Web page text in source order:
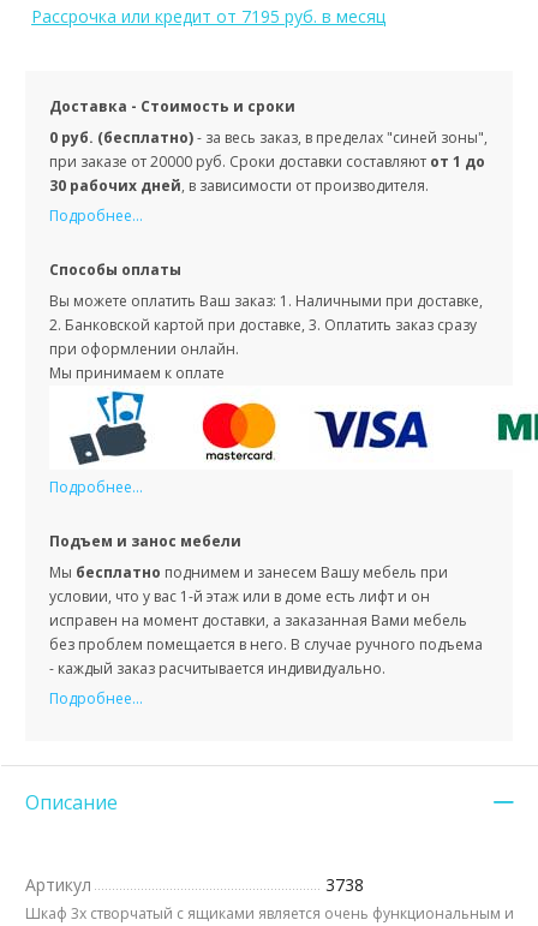
Рассрочка или кредит от 7195 руб. в месяц
Доставка - Стоимость и сроки
0 руб. (бесплатно)- за весь заказ, в пределах "синей зоны",
при заказе от 20000 руб. Сроки доставки составляют от 1 до
30 рабочих дней, в зависимости от производителя.
Подробнее...
Способы оплаты
Вы можете оплатить Ваш заказ: 1. Наличными при доставке,
2. Банковской картой при доставке, 3. Оплатить заказ сразу
при оформлении онлайн.
Мы принимаем к оплате
Подробнее...
Подъем и занос мебели
Мы бесплатно поднимем и занесем Вашу мебель при
условии, что у вас 1-й этаж или в доме есть лифт и он
исправен на момент доставки, а заказанная Вами мебель
без проблем помещается в него. В случае ручного подъема
- каждый заказ расчитывается индивидуально.
Подробнее...
Описание
Артикул 3738
Шкаф 3х створчатый с ящиками является очень функциональным и